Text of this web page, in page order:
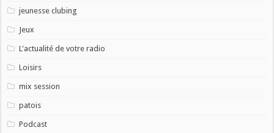
jeunesse clubing
Jeux
L'actualité de votre radio
Loisirs
mix session
patois
Podcast